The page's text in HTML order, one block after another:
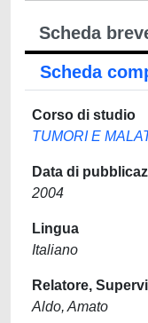
Scheda
Scheda
Corso di studio
TUMORI E
Data di
2004
Lingua
Italiano
Relatore,
Aldo, Amato